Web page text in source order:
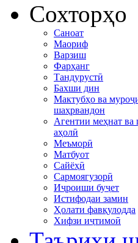
Сохторҳо
Саноат
Маориф
Варзиш
Фарҳанг
Тандурустӣ
Бахши дин
Мактубҳо ва
шаҳрвандон
Агентии меҳнат ва
аҳолӣ
Меъморӣ
Матбуот
Сайёҳӣ
Сармоягузорӣ
Иҷроиши буҷет
Истифодаи замин
Ҳолати фавқулодда
Хифзи иҷтимоӣ